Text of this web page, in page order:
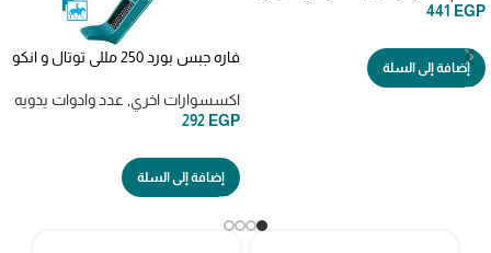
441 EGP
إضافة إلى السلة
فاره جبس بورد 250 مللي توتال و انكو
اكسسوارات اخري عدد وادوات يدويه
292 EGP
إضافة إلى السلة